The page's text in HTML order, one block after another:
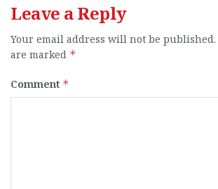
Leave a Reply
Your email address will not be published.
are marked *
Comment *